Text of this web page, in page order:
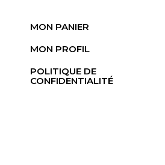
MON PANIER
MON PROFIL
POLITIQUE DE
CONFIDENTIALITÉ